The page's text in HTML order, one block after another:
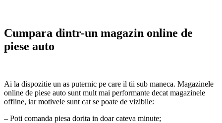
Cumpara dintr-un magazin online de
piese auto
Ai la dispozitie un as puternic pe care il tii sub maneca. Magazinele
online de piese auto sunt mult mai performante decat magazinele
offline, iar motivele sunt cat se poate de vizibile:
– Poti comanda piesa dorita in doar cateva minute;